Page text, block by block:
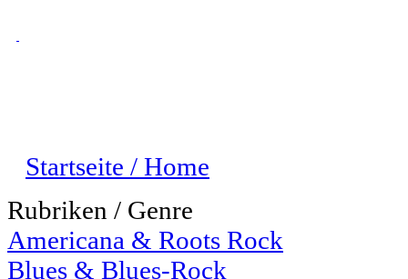
Startseite / Home
Rubriken / Genre
Americana & Roots Rock
Blues & Blues-Rock